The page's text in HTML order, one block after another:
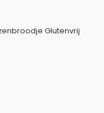
Glutenvrij